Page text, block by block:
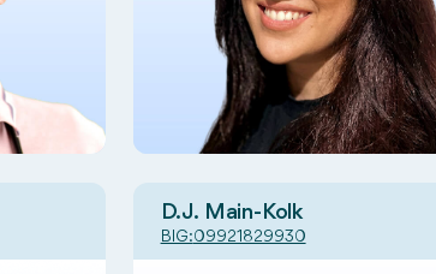
D.J. Main-Kolk
BIG:09921829930